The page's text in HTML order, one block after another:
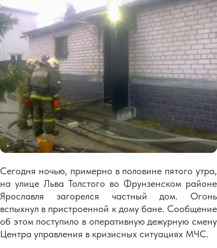
Сегодня ночью, примерно в половине пятого утра,
на улице Льва Толстого во Фрунзенском районе
Ярославля загорелся частный дом. Огонь
вспыхнул в пристроенной к дому бане. Сообщение
об этом поступило в оперативную дежурную смену
Центра управления в кризисных ситуациях МЧС.